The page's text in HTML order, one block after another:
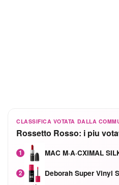
CLASSIFICA VOTATA DALLA
Rossetto Rosso: i piu
1 MAC M·A·CXIMAL
2 Deborah Super Vinyl